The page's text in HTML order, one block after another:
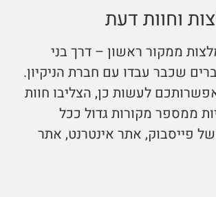
וחוות דעת
ממקור ראשון – דרך בני
שכבר עבדו עם חברת הניקיון.
לעשות כן, הצליבו חוות
ממספר מקורות גדול ככל
פייסבוק, אתר אינטרנט, אתר